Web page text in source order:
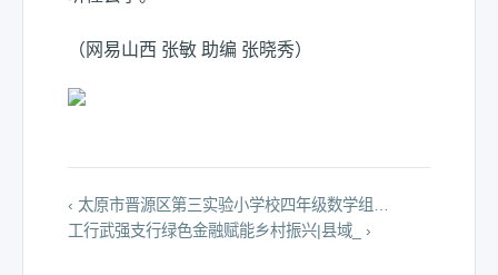
（网易山西 张敏 助编 张晓秀）
‹ 太原市晋源区第三实验小学校四年级数学组…
工行武强支行绿色金融赋能乡村振兴|县域_ ›